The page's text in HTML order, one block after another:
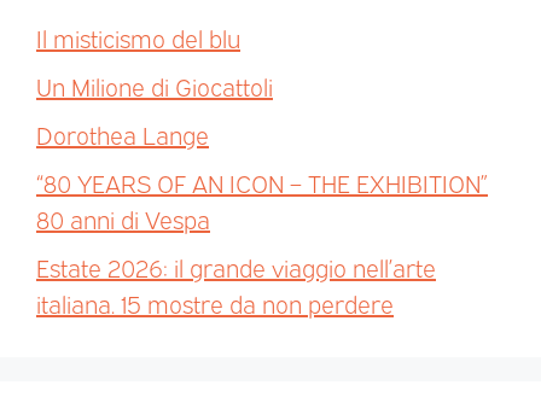
Il misticismo del blu
Un Milione di Giocattoli
Dorothea Lange
“80 YEARS OF AN ICON – THE EXHIBITION”
80 anni di Vespa
Estate 2026: il grande viaggio nell’arte
italiana. 15 mostre da non perdere